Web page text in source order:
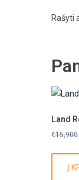
Rašyti
Land
€
Į